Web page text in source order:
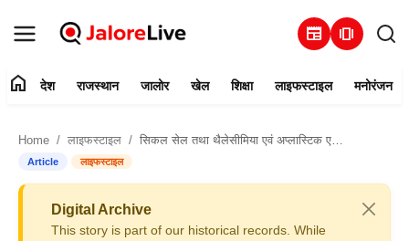
newspaper amp_stories
संपर्क करें
home देश राजस्थान जालोर खेल शिक्षा लाइफस्टाइल मनोरंजन
Home लाइफस्टाइल सिकल सेल तथा थैलेसीमिया एवं अप्लास्टिक एनीमिया की रोकथाम के लिए नवजात शिशुओं की स्क्रीनिंग कर जेनेटिक कुंडली बनाये
Article लाइफस्टाइल
Digital Archive
This story is part of our historical records. While